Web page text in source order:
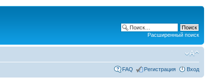
Расширенный поиск
FAQ Регистрация Вход